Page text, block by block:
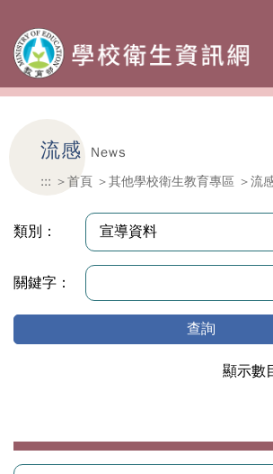
流感
News
:::
首頁 其他學校衛生教育專區 流
類別：
關鍵字：
查詢
顯示數